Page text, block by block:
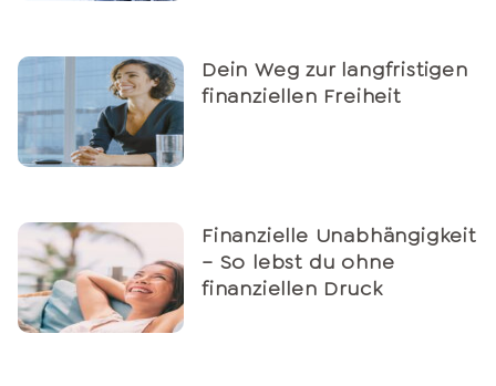
Dein Weg zur langfristigen
finanziellen Freiheit
Finanzielle Unabhängigkeit
– So lebst du ohne
finanziellen Druck